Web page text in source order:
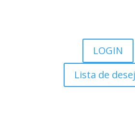
LOGIN
Lista de